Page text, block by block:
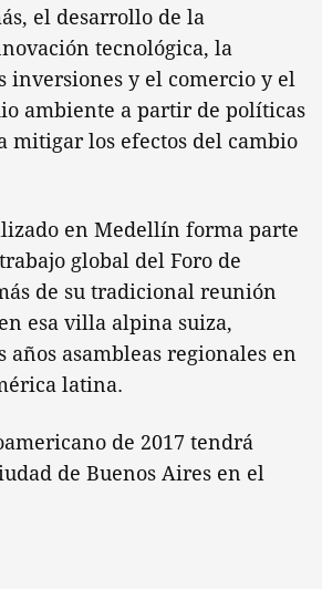
el desarrollo de la
tecnológica, la
inversiones y el comercio y el
ambiente a partir de políticas
mitigar los efectos del cambio
en Medellín forma parte
global del Foro de
de su tradicional reunión
esa villa alpina suiza,
años asambleas regionales en
latina.
de 2017 tendrá
de Buenos Aires en el